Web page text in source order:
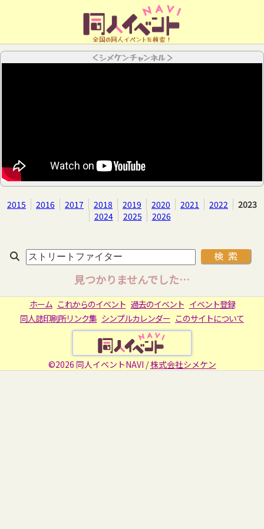
全国の同人イベントを検索！
＜シメケンチャンネル＞
2015 2016 2017 2018 2019 2020 2021 2022
2023
2024
2025 2026
見つかりませんでした…
ホーム これからのイベント 過去のイベント イベント登録
同人誌印刷所リンク集 シンプルカレンダー このサイトについて
©2026 同人イベントNAVI /株式会社シメケン